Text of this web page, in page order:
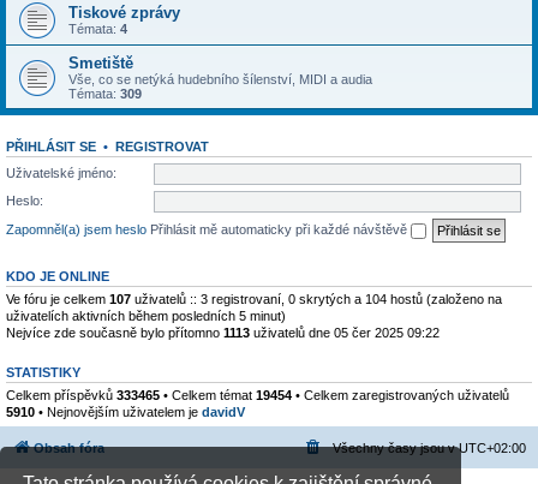
Tiskové zprávy
Témata: 4
Smetiště
Vše, co se netýká hudebního šílenství, MIDI a audia
Témata: 309
PŘIHLÁSIT SE • REGISTROVAT
Uživatelské jméno:
Heslo:
Zapomněl(a) jsem heslo Přihlásit mě automaticky při každé návštěvě
KDO JE ONLINE
Ve fóru je celkem 107 uživatelů :: 3 registrovaní, 0 skrytých a 104 hostů (založeno na
uživatelích aktivních během posledních 5 minut)
Nejvíce zde současně bylo přítomno 1113 uživatelů dne 05 čer 2025 09:22
STATISTIKY
Celkem příspěvků 333465 • Celkem témat 19454 • Celkem zaregistrovaných uživatelů
5910 • Nejnovějším uživatelem je davidV
Obsah fóra Všechny časy jsou vUTC+02:00